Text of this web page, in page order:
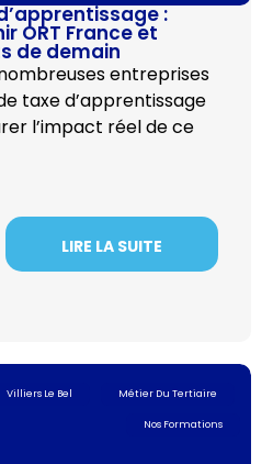
:
ORT France et
de demain
entreprises
taxe d’apprentissage
l’impact réel de ce
LIRE LA SUITE
Villiers Le Bel Métier Du Tertiaire
Nos Formations